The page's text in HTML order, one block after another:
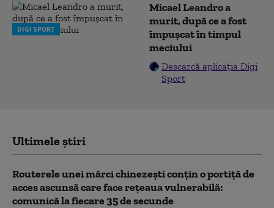
DIGI SPORT
Micael Leandro a
murit, după ce a fost
împușcat în timpul
meciului
Descarcă aplicația Digi
Sport
Ultimele știri
Routerele unei mărci chinezești conțin o portiță de
acces ascunsă care face rețeaua vulnerabilă:
comunică la fiecare 35 de secunde